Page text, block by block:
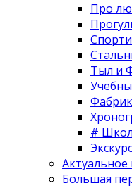
Про
Тыл и
#
Большая